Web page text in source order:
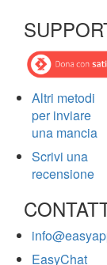
Altri metodi
per inviare
una mancia
Scrivi una
recensione
EasyChat